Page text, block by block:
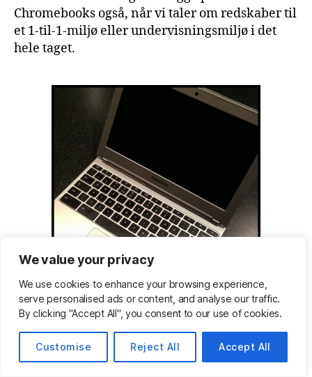
We value your privacy
We use cookies to enhance your browsing experience,
serve personalised ads or content, and analyse our traffic.
By clicking "Accept All", you consent to our use of cookies.
Customise Reject All Accept All
Chromebooks også, når vi taler om redskaber til
et 1-til-1-miljø eller undervisningsmiljø i det
hele taget.
Men… jeg leger videre og kommer mere en
opdatering senere.